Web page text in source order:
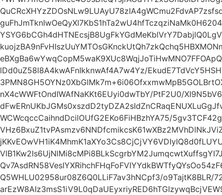
lDd0uZ58l8A4kwAFnIkknwAf4A7w4Yz/
nX4cWWFtOndIWAfNaKKt6EUyi0dwTbY/PtF2U0/
WCWcqccCaihndDcilOUfG2EKo6FiHBzhYA75/
Q5WHLU02958ur08Z6Q0LLiF7av3hNCpf3/o9TajtK8BLR/